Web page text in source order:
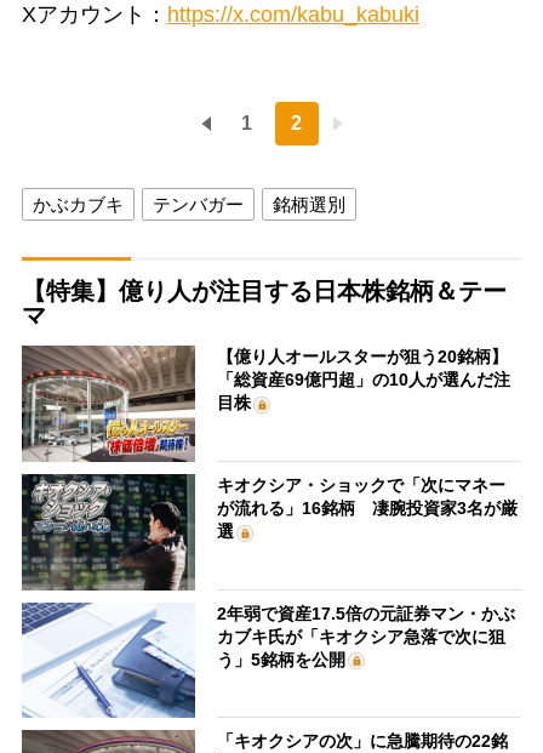
Xアカウント： https://x.com/kabu_kabuki
1 2
かぶカブキ テンバガー 銘柄選別
【特集】億り人が注目する日本株銘柄＆テー
マ
【億り人オールスターが狙う20銘柄】
「総資産69億円超」の10人が選んだ注
目株
キオクシア・ショックで「次にマネー
が流れる」16銘柄 凄腕投資家3名が厳
選
2年弱で資産17.5倍の元証券マン・かぶ
カブキ氏が「キオクシア急落で次に狙
う」5銘柄を公開
「キオクシアの次」に急騰期待の22銘